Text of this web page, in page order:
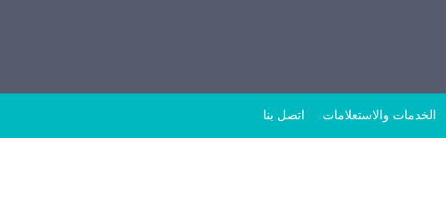
الخدمات والاستعلامات اتصل بنا